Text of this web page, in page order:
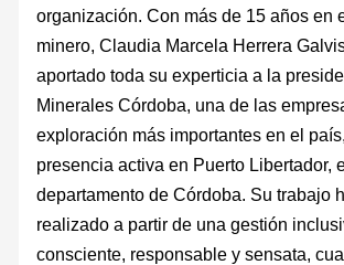
organización. Con más de 15 años en
minero, Claudia Marcela Herrera
aportado toda su experticia a la
Minerales Córdoba, una de las
exploración más importantes en el
presencia activa en Puerto Libertador,
departamento de Córdoba. Su trabajo
realizado a partir de una gestión
consciente, responsable y sensata,